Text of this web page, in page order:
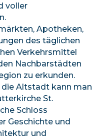
voller
Apotheken,
des täglichen
Verkehrsmittel
Nachbarstädten
zu erkunden.
die Altstadt kann man
St.
Schloss
Geschichte und
und